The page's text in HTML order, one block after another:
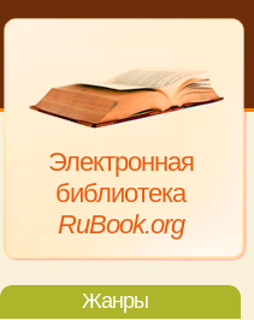
Электронная
библиотека
RuBook.org
Жанры